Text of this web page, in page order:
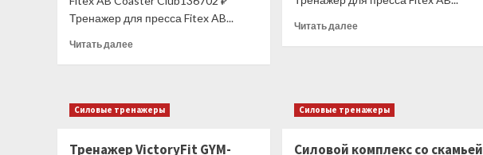
цена)
Тренажер для пресса Fitex AB...
Читать далееПрочитать
для
пресса
COASTER
Читать далееПрочитать
AB
CTL
Силовые тренажеры
Тренажер VictoryFit GYM-
Силовые тренажеры
Силовой комплекс со скамьей